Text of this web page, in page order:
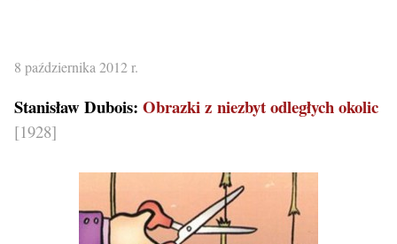
8 października 2012 r.
Stanisław Dubois: Obrazki z niezbyt odległych okolic
[1928]